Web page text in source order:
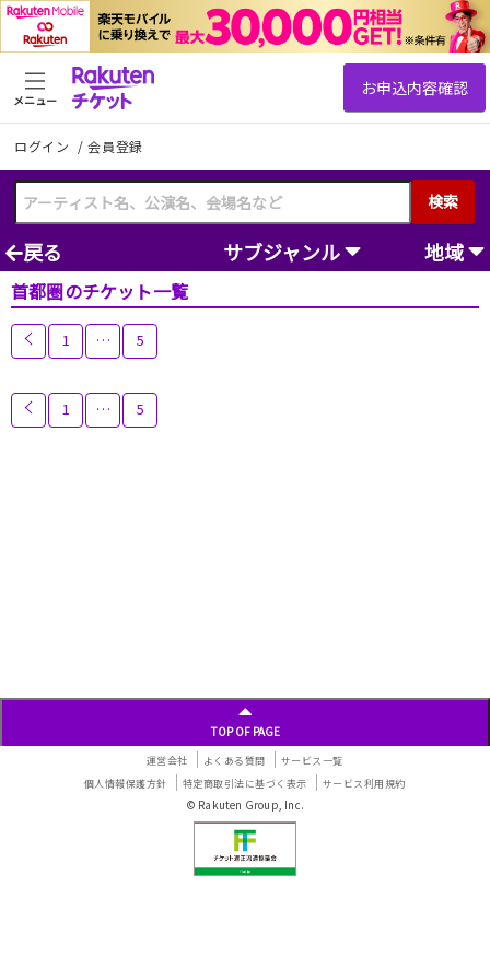
ログイン /会員登録
検索
メニュー
戻る サブジャンル 地域
首都圏のチケット一覧
投
稿
ビ
ゲ
ー
1 … 5
投
稿
1 … 5
TOP OF PAGE
運営会社 よくある質問
サービス一覧
個人情報保護方針
特定商取引法に基づく表示 サービス利用規約
© Rakuten Group, Inc.